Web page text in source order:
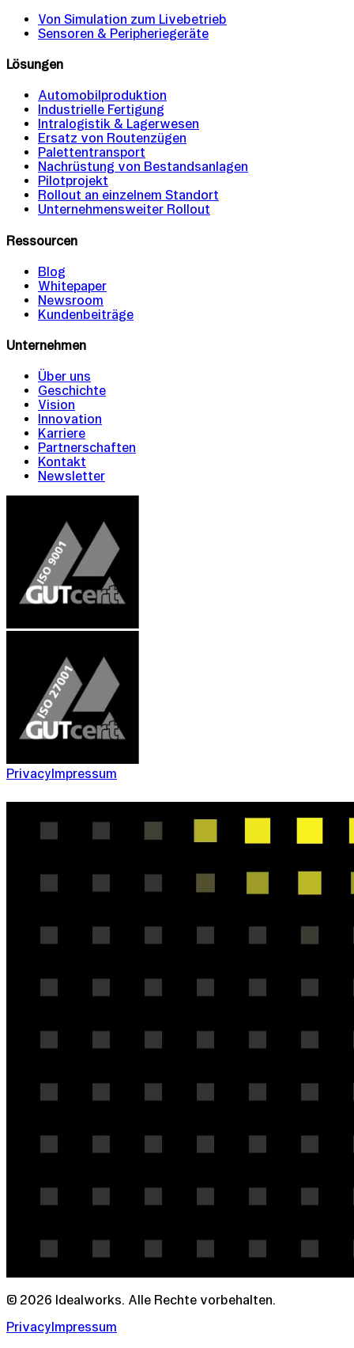
Von Simulation zum Livebetrieb
Sensoren & Peripheriegeräte
Lösungen
Automobilproduktion
Industrielle Fertigung
Intralogistik & Lagerwesen
Ersatz von Routenzügen
Palettentransport
Nachrüstung von Bestandsanlagen
Pilotprojekt
Rollout an einzelnem Standort
Unternehmensweiter Rollout
Ressourcen
Blog
Whitepaper
Newsroom
Kundenbeiträge
Unternehmen
Über uns
Geschichte
Vision
Innovation
Karriere
Partnerschaften
Kontakt
Newsletter
Privacy Impressum
© 2026 Idealworks. Alle Rechte vorbehalten.
Privacy Impressum